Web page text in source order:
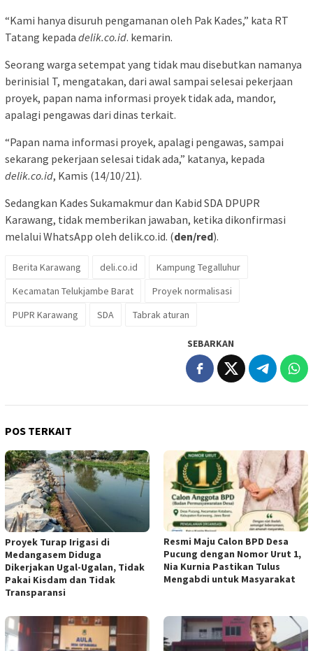
“Kami hanya disuruh pengamanan oleh Pak Kades,” kata RT
Tatang kepada delik.co.id. kemarin.
Seorang warga setempat yang tidak mau disebutkan namanya
berinisial T, mengatakan, dari awal sampai selesai pekerjaan
proyek, papan nama informasi proyek tidak ada, mandor,
apalagi pengawas dari dinas terkait.
“Papan nama informasi proyek, apalagi pengawas, sampai
sekarang pekerjaan selesai tidak ada,” katanya, kepada
delik.co.id, Kamis (14/10/21).
Sedangkan Kades Sukamakmur dan Kabid SDA DPUPR
Karawang, tidak memberikan jawaban, ketika dikonfirmasi
melalui WhatsApp oleh delik.co.id. (den/red).
Berita Karawang deli.co.id
Kampung Tegalluhur
Kecamatan Telukjambe Barat
Proyek normalisasi
PUPR Karawang
SDA Tabrak aturan
SEBARKAN
POS TERKAIT
Proyek Turap Irigasi di
Medangasem Diduga
Dikerjakan Ugal-Ugalan, Tidak
Pakai Kisdam dan Tidak
Transparansi
Resmi Maju Calon BPD Desa
Pucung dengan Nomor Urut 1,
Nia Kurnia Pastikan Tulus
Mengabdi untuk Masyarakat